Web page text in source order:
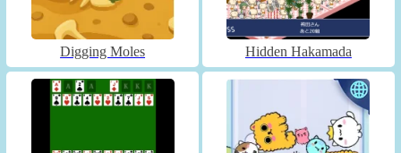
Digging Moles Hidden Hakamada